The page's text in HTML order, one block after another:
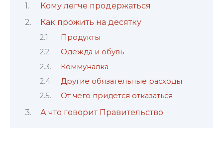
Кому легче продержаться
Как прожить на десятку
Продукты
Одежда и обувь
Коммуналка
Другие обязательные расходы
От чего придется отказаться
А что говорит Правительство